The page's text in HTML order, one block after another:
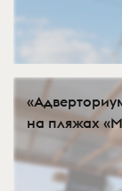
на пляжах